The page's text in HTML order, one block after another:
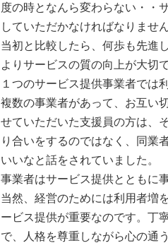
度の時となんら変わらない・・
していただかなければなりません
当初と比較したら、何歩も先進
よりサービスの質の向上が大切で
１つのサービス提供事業者では
複数の事業者があって、お互い
せていただいた支援員の方は、
り合いをするのではなく、同業
いいなと話をされていました。
事業者はサービス提供とともに
当然、経営のためには利用者増
ービス提供が重要なのです。丁
で、人格を尊重しながら心の通